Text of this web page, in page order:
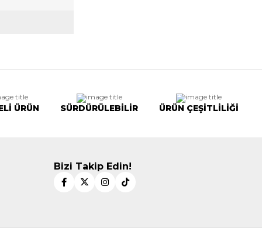
ÜRÜN SÜRDÜRÜLEBİLİR ÜRÜN ÇEŞİTLİLİĞİ
Bizi Takip Edin!